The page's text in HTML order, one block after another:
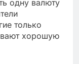
одну валюту
только
хорошую